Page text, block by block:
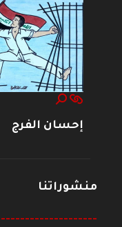
إحسان الفرج
منشوراتنا
--------------------